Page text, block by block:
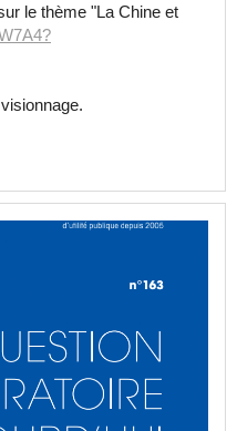
le thème "La Chine et